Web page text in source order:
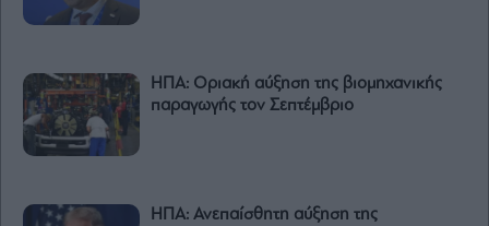
ΗΠΑ: Οριακή αύξηση της βιομηχανικής
παραγωγής τον Σεπτέμβριο
ΗΠΑ: Ανεπαίσθητη αύξηση της